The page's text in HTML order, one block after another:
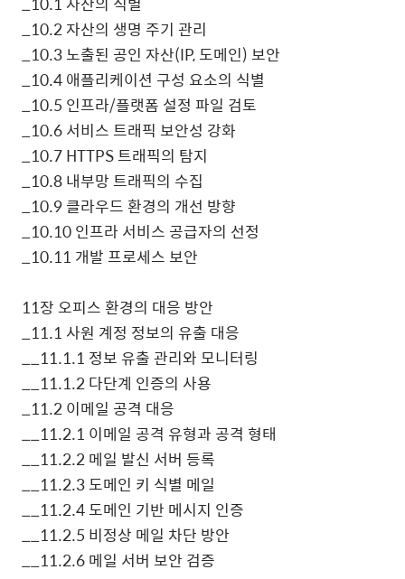
_10.2자산의 생명 주기 관리
_10.3노출된 공인 자산(IP,도메인) 보안
_10.4애플리케이션 구성 요소의 식별
_10.5 인프라/플랫폼 설정 파일 검토
_10.6서비스 트래픽 보안성 강화
_10.7 HTTPS트래픽의 탐지
_10.8내부망 트래픽의 수집
_10.9클라우드 환경의 개선 방향
_10.10인프라 서비스 공급자의 선정
_10.11 개발 프로세스 보안
11장 오피스 환경의 대응 방안
_11.1 사원 계정 정보의 유출 대응
__11.1.1 정보 유출 관리와 모니터링
__11.1.2다단계 인증의 사용
_11.2이메일 공격 대응
__11.2.1 이메일 공격 유형과 공격 형태
__11.2.2메일 발신 서버 등록
__11.2.3도메인 키 식별 메일
__11.2.4도메인 기반 메시지 인증
__11.2.5 비정상 메일 차단 방안
__11.2.6메일 서버 보안 검증